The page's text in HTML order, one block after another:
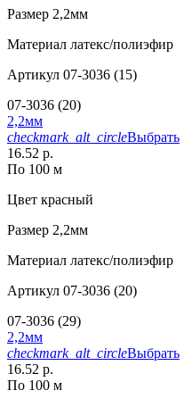
Размер 2,2мм
Материал латекс/полиэфир
Артикул 07-3036 (15)
07-3036 (20)
2,2мм
checkmark_alt_circleВыбрать
16.52 р.
По 100 м
Цвет красный
Размер 2,2мм
Материал латекс/полиэфир
Артикул 07-3036 (20)
07-3036 (29)
2,2мм
checkmark_alt_circleВыбрать
16.52 р.
По 100 м